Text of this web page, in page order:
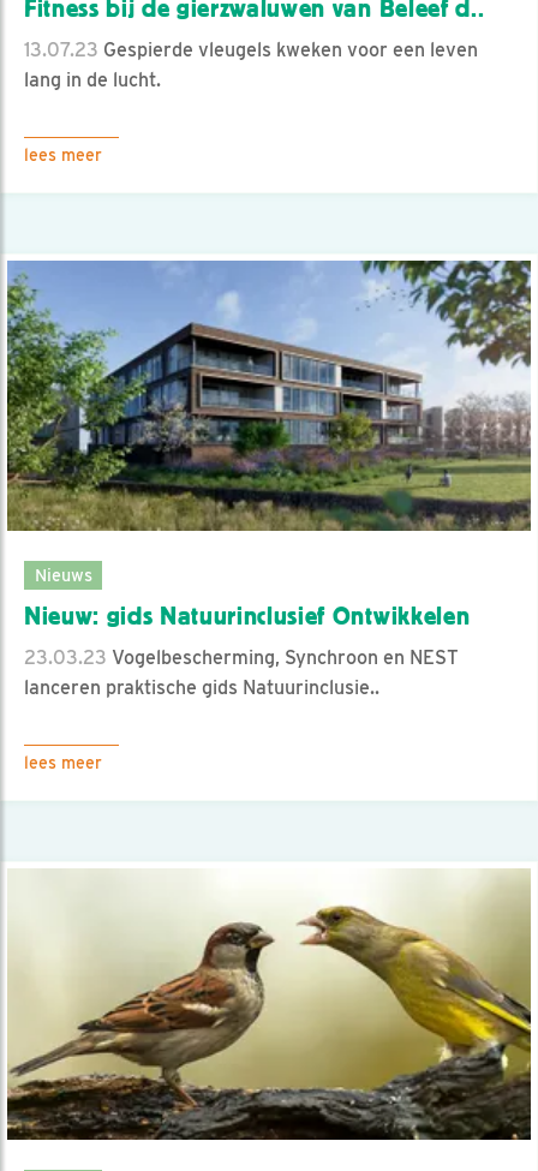
Fitness bij de gierzwaluwen van Beleef d..
13.07.23 Gespierde vleugels kweken voor een leven
lang in de lucht.
lees meer
Nieuws
Nieuw: gids Natuurinclusief Ontwikkelen
23.03.23 Vogelbescherming, Synchroon en NEST
lanceren praktische gids Natuurinclusie..
lees meer